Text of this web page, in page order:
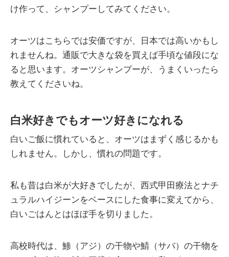
け作って、シャンプーしてみてください。
オーツはこちらでは安価ですが、日本では高いかもし
れませんね。通販で大きな袋を買えば手頃な値段にな
ると思います。オーツシャンプーが、うまくいったら
教えてくださいね。
白米好きでもオーツ好きになれる
白いご飯に慣れていると、オーツはまずく感じるかも
しれません。しかし、慣れの問題です。
私も昔は白米が大好きでしたが、西式甲田療法とナチ
ュラルハイジーンをベースにした食事に変えてから、
白いごはんとはほぼ手を切りました。
高校時代は、鯵（アジ）の干物や鯖（サバ）の干物を